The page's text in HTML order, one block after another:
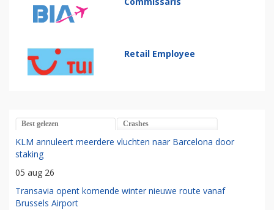
Retail Employee
Best gelezen Crashes
KLM annuleert meerdere vluchten naar Barcelona door
staking
05 aug 26
Transavia opent komende winter nieuwe route vanaf
Brussels Airport